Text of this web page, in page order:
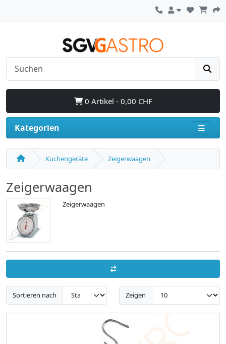
0 Artikel - 0,00 CHF
Kategorien
Küchengeräte Zeigerwaagen
Zeigerwaagen
Zeigerwaagen
Sortieren nach Zeigen